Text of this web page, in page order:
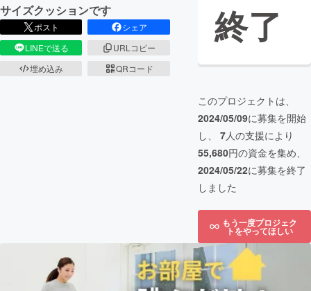
サイズクッションです
ポスト
シェア
LINEで送る
URLコピー
埋め込み
QRコード
終了
このプロジェクトは、
2024/05/09に募集を開始
し、 7人の支援により
55,680円の資金を集め、
2024/05/22に募集を終了
しました
もう一度プロジェク
トをやってほしい